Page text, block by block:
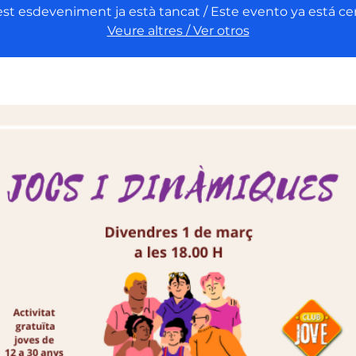
esdeveniment ja està tancat / Este evento ya está
Veure altres / Ver otros